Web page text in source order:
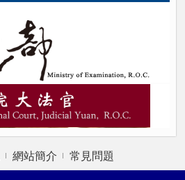
網站簡介 常見問題